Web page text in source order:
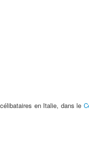
en Italie, dans le